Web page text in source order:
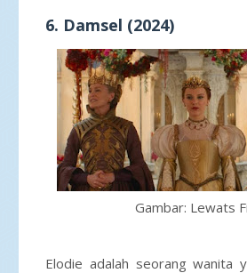
6. Damsel (2024)
Gambar: Lewats
Elodie adalah seorang wanita